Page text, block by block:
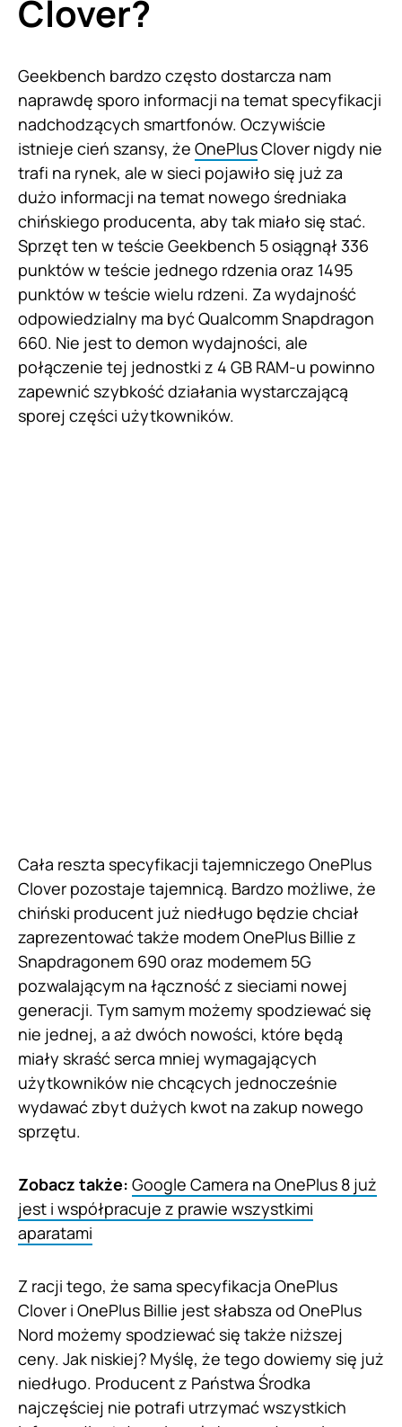
Clover?
Geekbench bardzo często dostarcza nam
naprawdę sporo informacji na temat specyfikacji
nadchodzących smartfonów. Oczywiście
istnieje cień szansy, że OnePlusClover nigdy nie
trafi na rynek, ale w sieci pojawiło się już za
dużo informacji na temat nowego średniaka
chińskiego producenta, aby tak miało się stać.
Sprzęt ten w teście Geekbench 5 osiągnął 336
punktów w teście jednego rdzenia oraz 1495
punktów w teście wielu rdzeni. Za wydajność
odpowiedzialny ma być Qualcomm Snapdragon
660. Nie jest to demon wydajności, ale
połączenie tej jednostki z 4 GB RAM-u powinno
zapewnić szybkość działania wystarczającą
sporej części użytkowników.
Cała reszta specyfikacji tajemniczego OnePlus
Clover pozostaje tajemnicą. Bardzo możliwe, że
chiński producent już niedługo będzie chciał
zaprezentować także modem OnePlus Billie z
Snapdragonem 690 oraz modemem 5G
pozwalającym na łączność z sieciami nowej
generacji. Tym samym możemy spodziewać się
nie jednej, a aż dwóch nowości, które będą
miały skraść serca mniej wymagających
użytkowników nie chcących jednocześnie
wydawać zbyt dużych kwot na zakup nowego
sprzętu.
Zobacz także: Google Camera na OnePlus 8 już
jest i współpracuje z prawie wszystkimi
aparatami
Z racji tego, że sama specyfikacja OnePlus
Clover i OnePlus Billie jest słabsza od OnePlus
Nord możemy spodziewać się także niższej
ceny. Jak niskiej? Myślę, że tego dowiemy się już
niedługo. Producent z Państwa Środka
najczęściej nie potrafi utrzymać wszystkich